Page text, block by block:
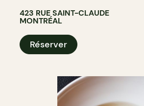
423 RUE SAINT-CLAUDE
MONTRÉAL
Réserver